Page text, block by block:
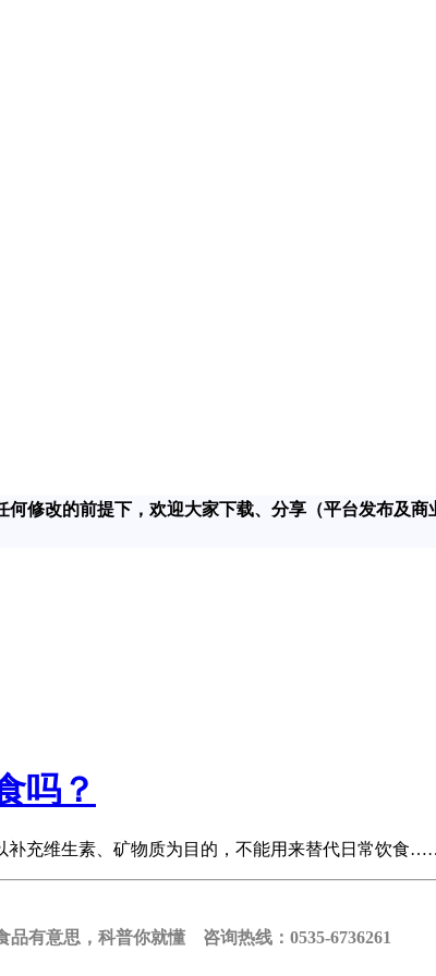
修改的前提下，欢迎大家下载、分享（平台发布及商
吗？
补充维生素、矿物质为目的，不能用来替代日常饮食
品有意思，科普你就懂 咨询热线：0535-6736261